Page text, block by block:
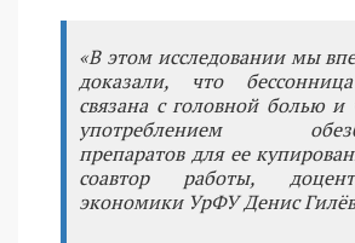
«В этом исследовании мы
доказали, что
связана с головной болью
употреблением
препаратов для ее
соавтор работы,
экономики УрФУ Денис